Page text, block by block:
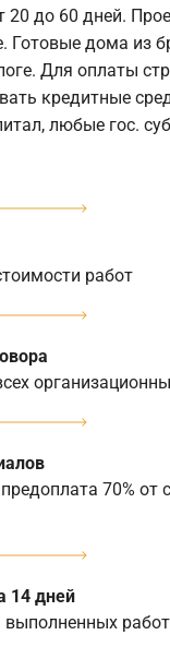
20 до 60 дней.
Готовые дома из
Для оплаты
кредитные
любые гос.
работ
70% от
14 дней
выполненных